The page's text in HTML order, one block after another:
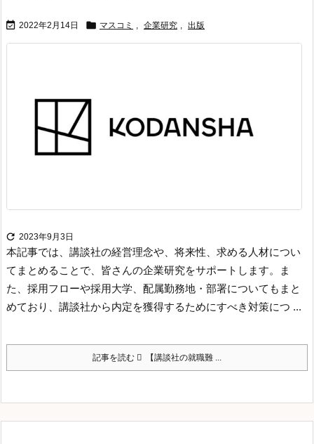
 2022年2月14日  マスコミ , 企業研究 , 出版
 2023年9月3日
本記事では、講談社の経営理念や、将来性、求める人材につい
てまとめることで、皆さんの企業研究をサポートします。
ま
た、採用フローや採用大学、配属勤務地・部署についてもまと
めており、講談社から内定を獲得するためにすべき対策につ ...
記事を読む 【講談社の就職難 ...